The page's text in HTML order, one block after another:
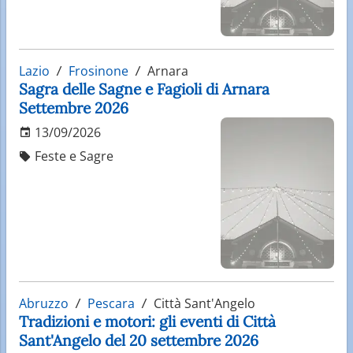
Lazio Frosinone Arnara
Sagra delle Sagne e Fagioli di Arnara
Settembre 2026
13/09/2026
Feste e Sagre
Abruzzo Pescara Città Sant'Angelo
Tradizioni e motori: gli eventi di Città
Sant'Angelo del 20 settembre 2026